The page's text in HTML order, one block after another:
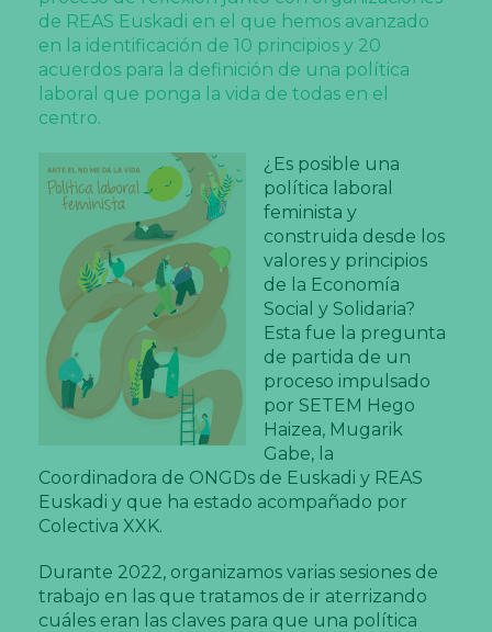
de REAS Euskadi en el que hemos avanzado
en la identificación de 10 principios y 20
acuerdos para la definición de una política
laboral que ponga la vida de todas en el
centro.
¿Es posible una
política laboral
feminista y
construida desde los
valores y principios
de la Economía
Social y Solidaria?
Esta fue la pregunta
de partida de un
proceso impulsado
por SETEM Hego
Haizea, Mugarik
Gabe, la
Coordinadora de ONGDs de Euskadi y REAS
Euskadi y que ha estado acompañado por
Colectiva XXK.
Durante 2022, organizamos varias sesiones de
trabajo en las que tratamos de ir aterrizando
cuáles eran las claves para que una política